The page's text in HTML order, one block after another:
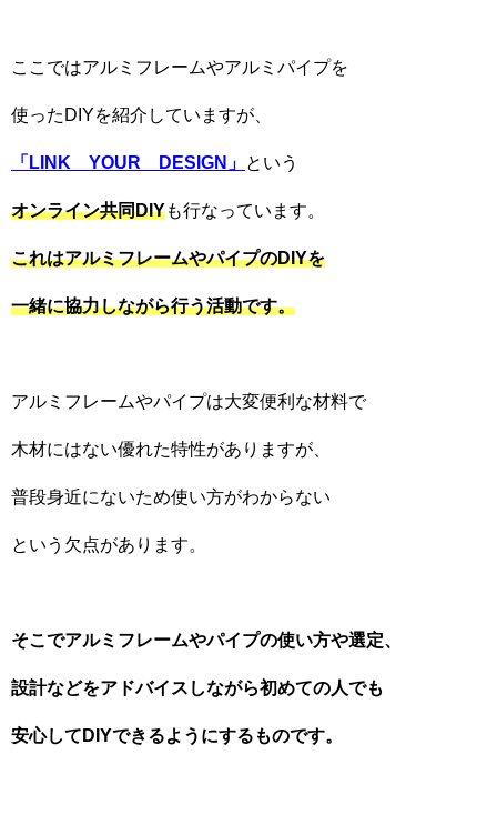
ここではアルミフレームやアルミパイプを
使ったDIYを紹介していますが、
「 LINK YOUR DESIGN 」 という
オンライン共同DIYも行なっています。
これはアルミフレームやパイプのDIYを
一緒に協力しながら行う活動です。
アルミフレームやパイプは大変便利な材料で
木材にはない優れた特性がありますが、
普段身近にないため使い方がわからない
という欠点があります。
そこでアルミフレームやパイプの使い方や選定、
設計などをアドバイスしながら初めての人でも
安心してDIYできるようにするものです。